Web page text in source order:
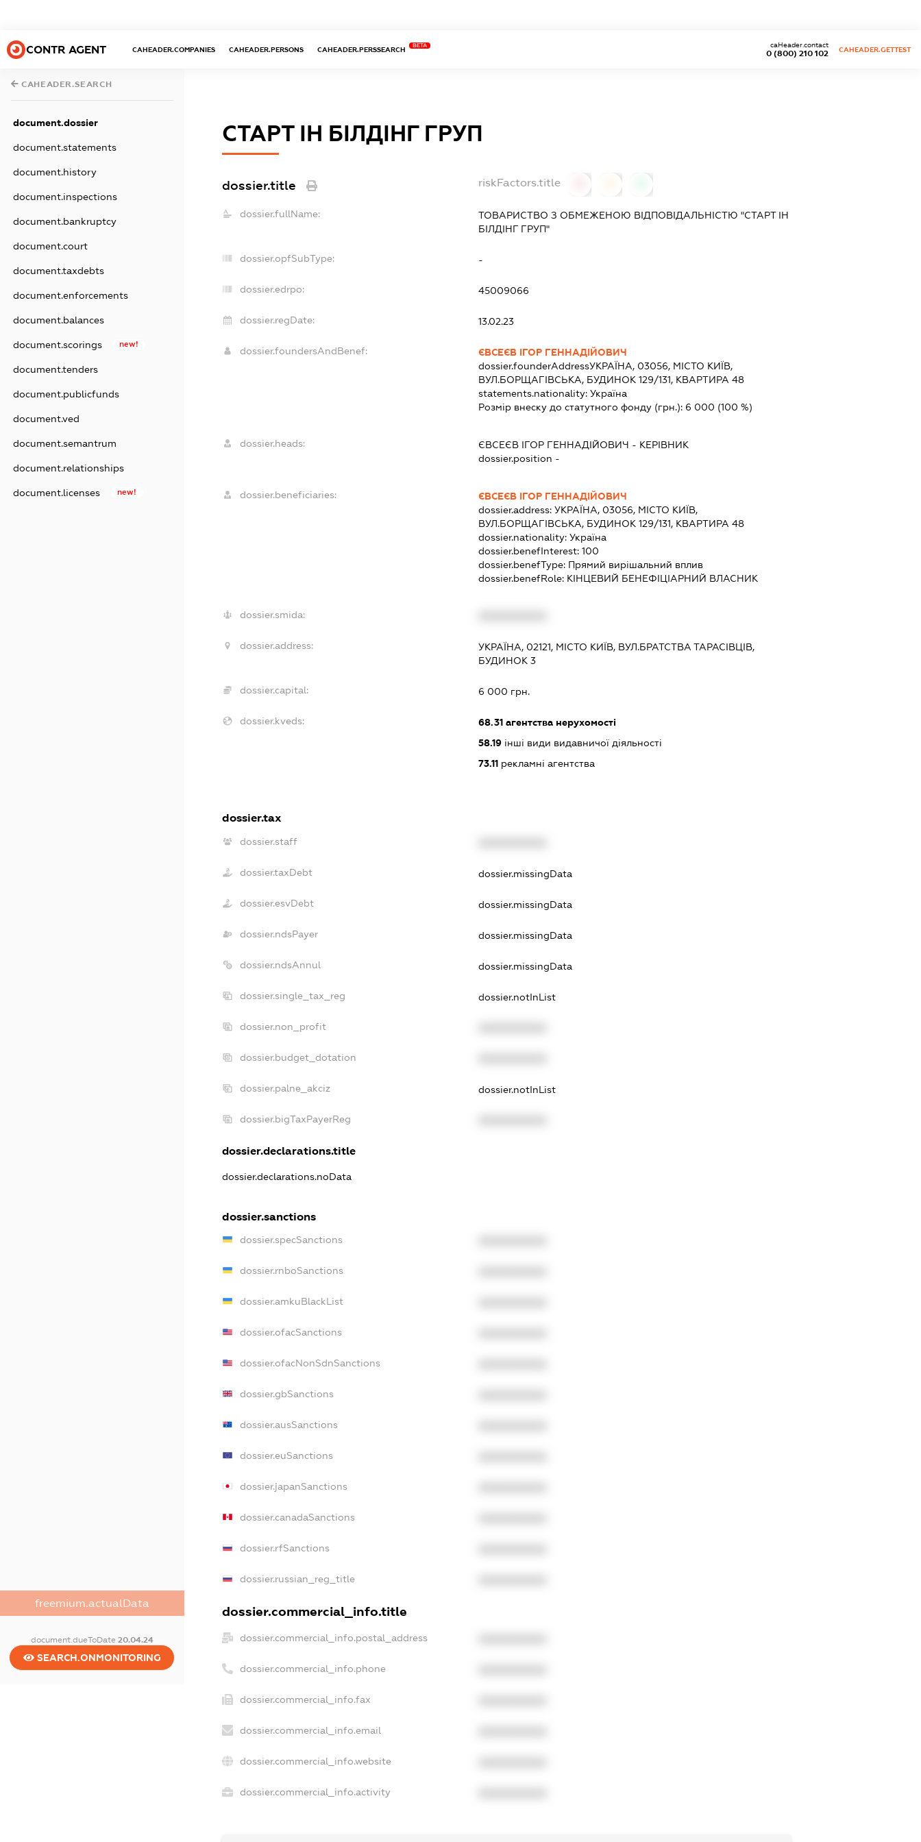
CONTR AGENT CAHEADER.COMPANIES CAHEADER.PERSONS CAHEADER.PERSSEARCH
BETA
0 (800) 210 102
caHeader.contact
CAHEADER.GETTEST
CAHEADER.SEARCH
document.dossier
document.statements
document.history
document.inspections
document.bankruptcy
document.court
document.taxdebts
document.enforcements
document.balances
document.scorings new!
document.tenders
document.publicfunds
document.ved
document.semantrum
document.relationships
document.licenses new!
freemium.actualData
document.dueToDate 20.04.24
SEARCH.ONMONITORING
СТАРТ ІН БІЛДІНГ ГРУП
dossier.title riskFactors.title
dossier.fullName:
ТОВАРИСТВО З ОБМЕЖЕНОЮ ВІДПОВІДАЛЬНІСТЮ "СТАРТ ІН
БІЛДІНГ ГРУП"
dossier.opfSubType: -
dossier.edrpo: 45009066
dossier.regDate: 13.02.23
dossier.foundersAndBenef:
ЄВСЕЄВ ІГОР ГЕННАДІЙОВИЧ
dossier.founderAddressУКРАЇНА, 03056, МІСТО КИЇВ,
ВУЛ.БОРЩАГІВСЬКА, БУДИНОК 129/131, КВАРТИРА 48
statements.nationality: Україна
Розмір внеску до статутного фонду (грн.): 6 000 (100 %)
dossier.heads: ЄВСЕЄВ ІГОР ГЕННАДІЙОВИЧ - КЕРІВНИК
dossier.position -
dossier.beneficiaries:
ЄВСЕЄВ ІГОР ГЕННАДІЙОВИЧ
dossier.address: УКРАЇНА, 03056, МІСТО КИЇВ,
ВУЛ.БОРЩАГІВСЬКА, БУДИНОК 129/131, КВАРТИРА 48
dossier.nationality: Україна
dossier.benefInterest: 100
dossier.benefType: Прямий вирішальний вплив
dossier.benefRole: КІНЦЕВИЙ БЕНЕФІЦІАРНИЙ ВЛАСНИК
dossier.smida:
dossier.address:
УКРАЇНА, 02121, МІСТО КИЇВ, ВУЛ.БРАТСТВА ТАРАСІВЦІВ,
БУДИНОК 3
dossier.capital: 6 000 грн.
dossier.kveds: 68.31агентства нерухомості
58.19інші види видавничої діяльності
73.11рекламні агентства
dossier.tax
dossier.staff
dossier.taxDebt dossier.missingData
dossier.esvDebt dossier.missingData
dossier.ndsPayer dossier.missingData
dossier.ndsAnnul dossier.missingData
dossier.single_tax_reg dossier.notInList
dossier.non_profit
dossier.budget_dotation
dossier.palne_akciz dossier.notInList
dossier.bigTaxPayerReg
dossier.declarations.title
dossier.declarations.noData
dossier.sanctions
dossier.specSanctions
dossier.rnboSanctions
dossier.amkuBlackList
dossier.ofacSanctions
dossier.ofacNonSdnSanctions
dossier.gbSanctions
dossier.ausSanctions
dossier.euSanctions
dossier.japanSanctions
dossier.canadaSanctions
dossier.rfSanctions
dossier.russian_reg_title
dossier.commercial_info.title
dossier.commercial_info.postal_address
dossier.commercial_info.phone
dossier.commercial_info.fax
dossier.commercial_info.email
dossier.commercial_info.website
dossier.commercial_info.activity